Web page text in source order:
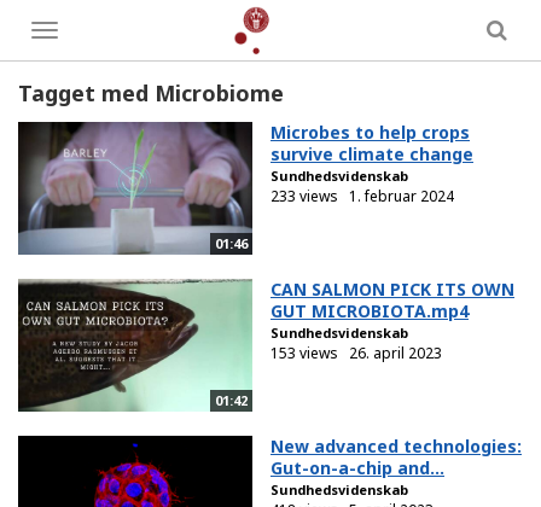
Toggle
menu
Tagget med Microbiome
01:46
Microbes to help crops
survive climate change
Sundhedsvidenskab
233 views 1. februar 2024
01:42
CAN SALMON PICK ITS OWN
GUT MICROBIOTA.mp4
Sundhedsvidenskab
153 views 26. april 2023
New advanced technologies:
Gut-on-a-chip and...
Sundhedsvidenskab